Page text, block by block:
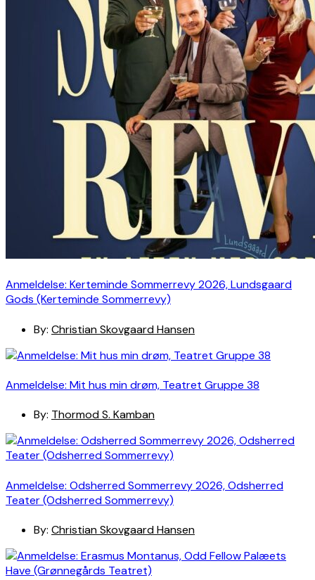
Anmeldelse: Kerteminde Sommerrevy 2026, Lundsgaard
Gods (Kerteminde Sommerrevy)
By: Christian Skovgaard Hansen
Anmeldelse: Mit hus min drøm, Teatret Gruppe 38
By: Thormod S. Kamban
Anmeldelse: Odsherred Sommerrevy 2026, Odsherred
Teater (Odsherred Sommerrevy)
By: Christian Skovgaard Hansen